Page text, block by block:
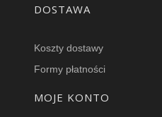
DOSTAWA
Koszty dostawy
Formy płatności
MOJE KONTO